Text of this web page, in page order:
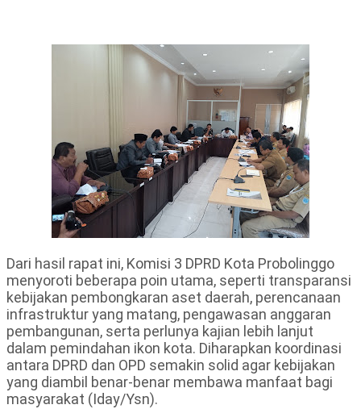
Dari hasil rapat ini, Komisi 3 DPRD Kota Probolinggo
menyoroti beberapa poin utama, seperti transparansi
kebijakan pembongkaran aset daerah, perencanaan
infrastruktur yang matang, pengawasan anggaran
pembangunan, serta perlunya kajian lebih lanjut
dalam pemindahan ikon kota. Diharapkan koordinasi
antara DPRD dan OPD semakin solid agar kebijakan
yang diambil benar-benar membawa manfaat bagi
masyarakat (Iday/Ysn).